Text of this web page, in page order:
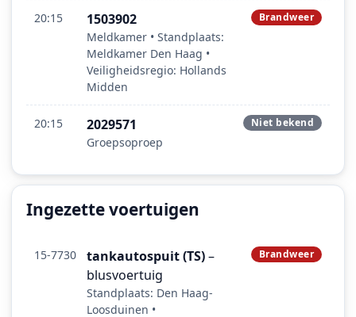
20:15 1503902
Meldkamer • Standplaats:
Meldkamer Den Haag •
Veiligheidsregio: Hollands
Midden
Brandweer
20:15 2029571
Groepsoproep
Niet bekend
Ingezette voertuigen
15-7730 tankautospuit (TS)–
blusvoertuig
Standplaats: Den Haag-
Loosduinen •
Brandweer